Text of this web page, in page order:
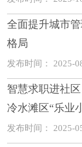
全面提升城市
格局
发布时间： 2025-
智慧求职进社
冷水滩区“乐业
发布时间： 2025-